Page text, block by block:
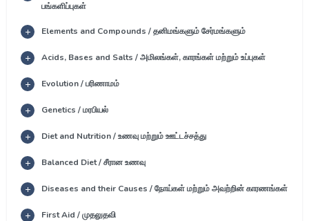
பங்களிப்புகள்
Elements and Compounds / தனிமங்களும் சேர்மங்களும்
Acids, Bases and Salts / அமிலங்கள், காரங்கள் மற்றும் உப்புகள்
Evolution / பரிணாமம்
Genetics / மரபியல்
Diet and Nutrition / உணவு மற்றும் ஊட்டச்சத்து
Balanced Diet / சீரான உணவு
Diseases and their Causes / நோய்கள் மற்றும் அவற்றின் காரணங்கள்
First Aid / முதலுதவி